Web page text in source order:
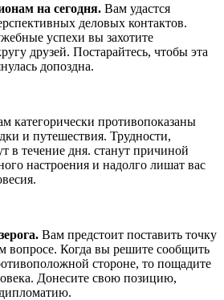
на сегодня. Вам удастся
деловых контактов.
успехи вы захотите
друзей. Постарайтесь, чтобы эта
допоздна.
категорически противопоказаны
и путешествия. Трудности,
в течение дня. станут причиной
настроения и надолго лишат вас
Вам предстоит поставить точку
вопросе. Когда вы решите сообщить
стороне, то пощадите
Донесите свою позицию,